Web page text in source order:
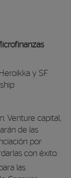
y SF
Venture capital,
de las
por
con éxito.
las